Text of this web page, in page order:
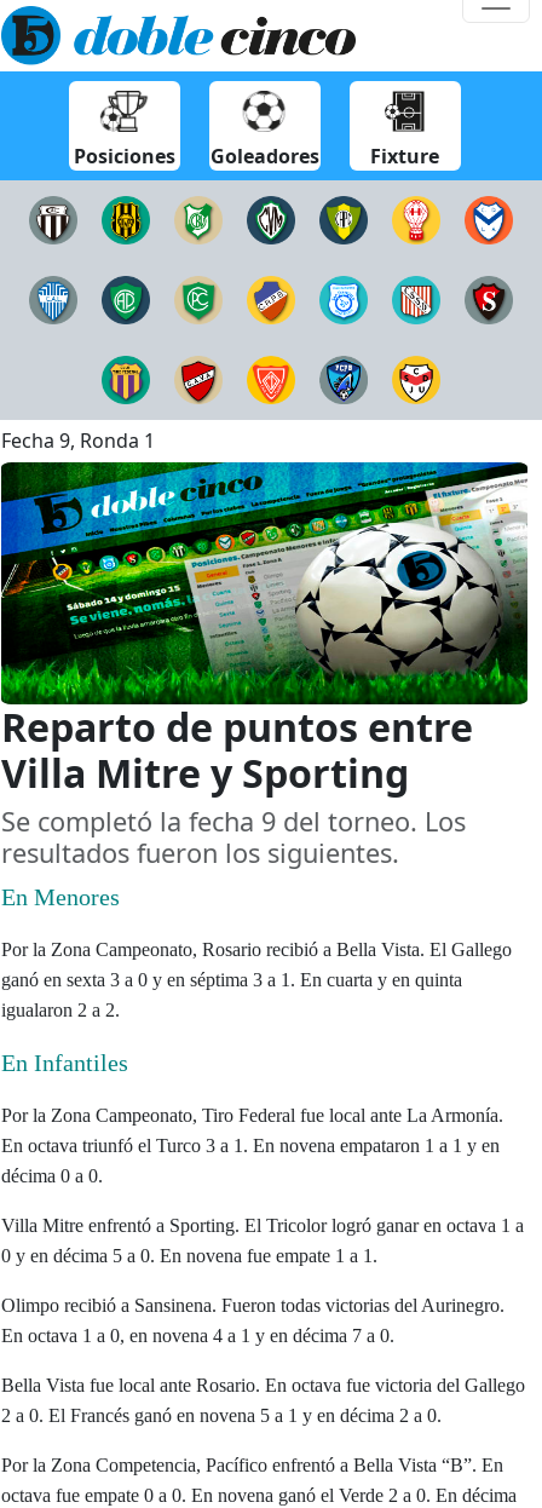
Posiciones Goleadores Fixture
Fecha 9, Ronda 1
Reparto de puntos entre
Villa Mitre y Sporting
Se completó la fecha 9 del torneo. Los
resultados fueron los siguientes.
En Menores
Por la Zona Campeonato, Rosario recibió a Bella Vista. El Gallego
ganó en sexta 3 a 0 y en séptima 3 a 1. En cuarta y en quinta
igualaron 2 a 2.
En Infantiles
Por la Zona Campeonato, Tiro Federal fue local ante La Armonía.
En octava triunfó el Turco 3 a 1. En novena empataron 1 a 1 y en
décima 0 a 0.
Villa Mitre enfrentó a Sporting. El Tricolor logró ganar en octava 1 a
0 y en décima 5 a 0. En novena fue empate 1 a 1.
Olimpo recibió a Sansinena. Fueron todas victorias del Aurinegro.
En octava 1 a 0, en novena 4 a 1 y en décima 7 a 0.
Bella Vista fue local ante Rosario. En octava fue victoria del Gallego
2 a 0. El Francés ganó en novena 5 a 1 y en décima 2 a 0.
Por la Zona Competencia, Pacífico enfrentó a Bella Vista “B”. En
octava fue empate 0 a 0. En novena ganó el Verde 2 a 0. En décima